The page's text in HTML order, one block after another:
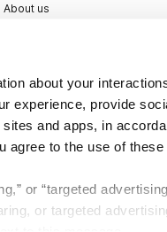
about your
experience, provide
and apps, in
agree to the use of these
or “targeted
or targeted
About us
Contact